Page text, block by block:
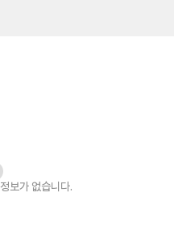
정보가 없습니다.